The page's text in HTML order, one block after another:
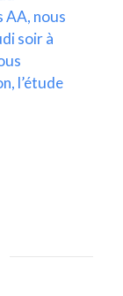
AA, nous
soir à
l’étude